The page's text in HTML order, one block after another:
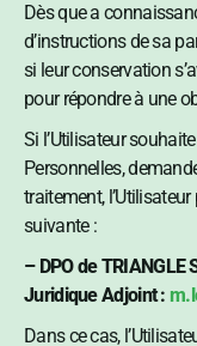
Dès que a
d’instructions de sa
si leur conservation
pour répondre à une
Si l’Utilisateur
Personnelles,
traitement,
suivante :
– DPO de TRIANGLE
Juridique Adjoint :
Dans ce cas,